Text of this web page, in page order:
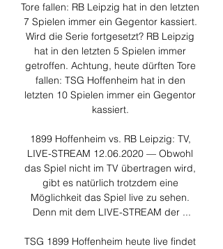
Tore fallen: RB Leipzig hat in den letzten
7 Spielen immer ein Gegentor kassiert.
Wird die Serie fortgesetzt? RB Leipzig
hat in den letzten 5 Spielen immer
getroffen. Achtung, heute dürften Tore
fallen: TSG Hoffenheim hat in den
letzten 10 Spielen immer ein Gegentor
kassiert.
1899 Hoffenheim vs. RB Leipzig: TV,
LIVE-STREAM 12.06.2020 — Obwohl
das Spiel nicht im TV übertragen wird,
gibt es natürlich trotzdem eine
Möglichkeit das Spiel live zu sehen.
Denn mit dem LIVE-STREAM der ...
TSG 1899 Hoffenheim heute live findet